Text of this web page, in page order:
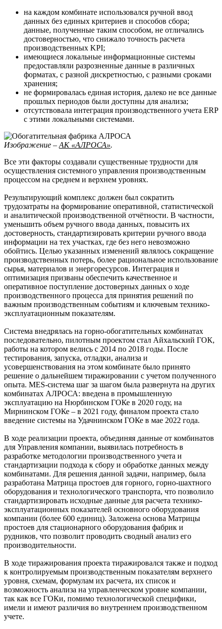
на каждом комбинате использовался ручной ввод
данных без единых критериев и способов сбора;
данные, полученные таким способом, не отличались
достоверностью, что снижало точность расчета
производственных KPI;
имеющиеся локальные информационные системы
предоставляли разрозненные данные в различных
форматах, с разной дискретностью, с разными сроками
хранения;
не формировалась единая история, далеко не все данные
прошлых периодов были доступны для анализа;
отсутствовала интеграция производственного учета ERP
с этими локальными системами.
Изображение – АК «АЛРОСА».
Все эти факторы создавали существенные трудности для
осуществления системного управления производственным
процессом на среднем и верхнем уровнях.
Результирующий комплекс должен был сократить
трудозатраты на формирование оперативной, статистической
и аналитической производственной отчётности. В частности,
уменьшить объем ручного ввода данных, повысить их
достоверность, стандартизировать критерии ручного ввода
информации на тех участках, где без него невозможно
обойтись. Целью указанных изменений являлось сокращение
производственных потерь, более рациональное использование
сырья, материалов и энергоресурсов. Интеграция и
оптимизация призваны обеспечить качественное и
оперативное поступление достоверных данных о ходе
производственного процесса для принятия решений по
важным производственным событиям и ключевым технико-
эксплуатационным показателям.
Система внедрялась на горно-обогатительных комбинатах
последовательно, пилотным проектом стал Айхальский ГОК,
работы на котором велись с 2014 по 2018 годы. После
тестирования, запуска, отладки, анализа и
усовершенствования на этом комбинате было принято
решение о дальнейшем тиражировании с учетом полученного
опыта. MES-система шаг за шагом была развернута на других
комбинатах АЛРОСА: введена в промышленную
эксплуатацию на Нюрбинском ГОКе в 2020 году, на
Мирнинском ГОКе – в 2021 году, финалом проекта стало
введение системы на Удачнинском ГОКе в мае 2022 года.
В ходе реализации проекта, объединяя данные от комбинатов
для Управления компании, выявилась потребность в
разработке методологии производственного учета и
стандартизации подхода к сбору и обработке данных между
комбинатами. Для решения данной задачи, например, была
разработана Матрица простоев для горного, горно-шахтного
оборудования и технологического транспорта, что позволило
стандартизировать исходные данные для расчета технико-
эксплуатационных показателей основного оборудования
компании (более 600 единиц). Заложена основа Матрицы
простоев для стационарного оборудования фабрик и
рудников, что позволит проводить сводный анализ его
производительности.
В ходе тиражирования проекта тиражировался также и подход
к контролируемым производственным показателям верхнего
уровня, схемам, формулам их расчета, их список и
возможность анализа на управленческом уровне компании,
так как все ГОКи, помимо технологической специфики,
имели и имеют различия во внутреннем производственном
учете.